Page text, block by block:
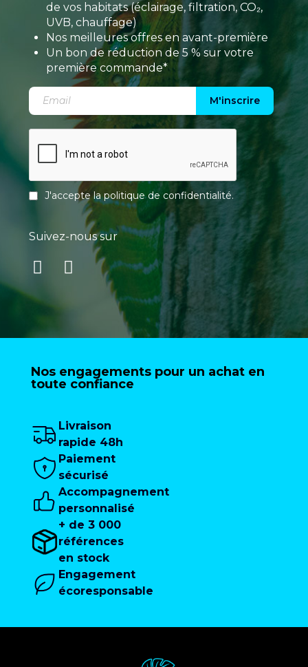
de vos habitats (éclairage, filtration, CO₂,
UVB, chauffage)
Nos meilleures offres en avant-première
Un bon de réduction de 5 % sur votre
première commande*
M'inscrire
J'accepte lapolitique de confidentialité.
Suivez-nous sur
Nos engagements pour un achat en
toute confiance
Livraison
rapide 48h
Paiement
sécurisé
Accompagnement
personnalisé
+ de 3 000
références
en stock
Engagement
écoresponsable